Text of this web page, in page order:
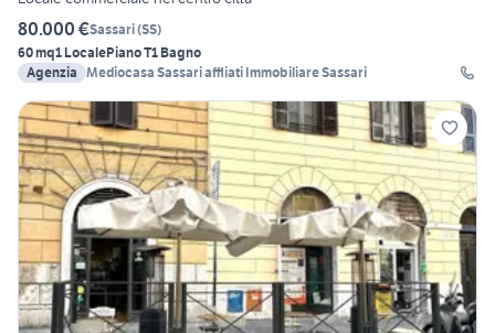
80.000 €Sassari(SS)
60 mq1 LocalePiano T1 Bagno
Agenzia Mediocasa Sassari affliati Immobiliare Sassari